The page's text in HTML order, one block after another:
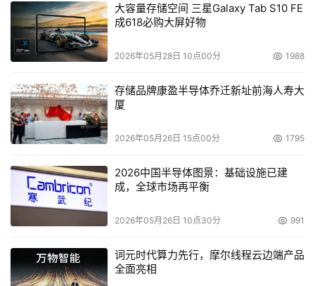
进行更新(如：先升级开发部门的电脑，然后升级采购
部门的电脑，......)
l 短时间内全面升级
采用何种升级方法要跟据企业的现实情况和管理能力。逐渐
淘汰的方法对生产的影响最小，但对桌面机和笔记本电脑管
理和升级项目的进度控制带来很大挑战。如果条件允许，短
时间内全面升级是推荐的做法。
接下来，两种不同的物理升级策略需要认真考虑：原机升级
和替换。
记本电脑的操作系统。但由于企业的大多数桌面机和笔记本
电脑硬件不符合Windows Vista的硬件需求，原机升级并不
大容量存储空间 三星Galaxy Tab S10 FE
成618必购大屏好物
2026年05月28日 10点00分 1988
存储品牌康盈半导体乔迁新址前海人寿大
厦
2026年05月26日 15点00分 1795
2026中国半导体图景：基础设施已建
成，全球市场再平衡
2026年05月26日 10点30分 991
词元时代算力先行，摩尔线程云边端产品
全面亮相